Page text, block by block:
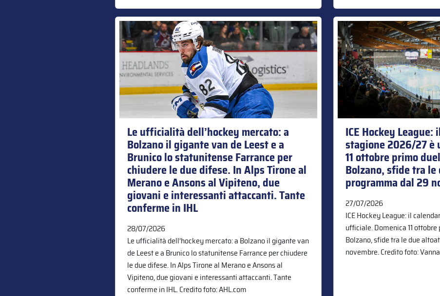
Le ufficialità dell’hockey mercato: a
Bolzano il gigante van de Leest e a
Brunico lo statunitense Farrance per
chiudere le due difese. In Alps Tirone al
Merano e Ansons al Vipiteno, due
giovani e interessanti attaccanti. Tante
conferme in IHL
28/07/2026
Le ufficialità dell’hockey mercato: a Bolzano il gigante van
de Leest e a Brunico lo statunitense Farrance per chiudere
le due difese. In Alps Tirone al Merano e Ansons al
Vipiteno, due giovani e interessanti attaccanti. Tante
conferme in IHL. Credito foto: AHL.com
ICE Hockey
stagione 2026/27 è
11 ottobre primo
Bolzano, sfide tra
programma dal 29
27/07/2026
ICE Hockey League: il
ufficiale. Domenica 11
Bolzano, sfide tra le due
novembre. Credito foto: